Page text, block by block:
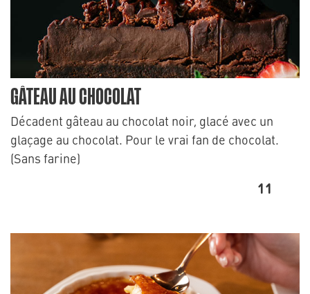
GÂTEAU AU CHOCOLAT
Décadent gâteau au chocolat noir, glacé avec un
glaçage au chocolat. Pour le vrai fan de chocolat.
(Sans farine)
11